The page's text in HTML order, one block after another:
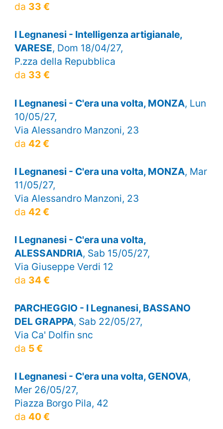
da 33 €
I Legnanesi - Intelligenza artigianale,
VARESE, Dom 18/04/27,
P.zza della Repubblica
da 33 €
I Legnanesi - C'era una volta, MONZA, Lun
10/05/27,
Via Alessandro Manzoni, 23
da 42 €
I Legnanesi - C'era una volta, MONZA, Mar
11/05/27,
Via Alessandro Manzoni, 23
da 42 €
I Legnanesi - C'era una volta,
ALESSANDRIA, Sab 15/05/27,
Via Giuseppe Verdi 12
da 34 €
PARCHEGGIO - I Legnanesi, BASSANO
DEL GRAPPA, Sab 22/05/27,
Via Ca' Dolfin snc
da 5 €
I Legnanesi - C'era una volta, GENOVA,
Mer 26/05/27,
Piazza Borgo Pila, 42
da 40 €